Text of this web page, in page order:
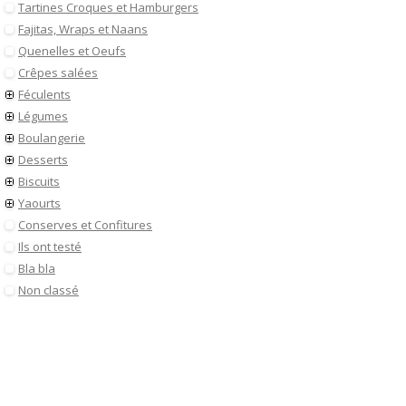
Tartines Croques et Hamburgers
Fajitas, Wraps et Naans
Quenelles et Oeufs
Crêpes salées
Féculents
Légumes
Boulangerie
Desserts
Biscuits
Yaourts
Conserves et Confitures
Ils ont testé
Bla bla
Non classé